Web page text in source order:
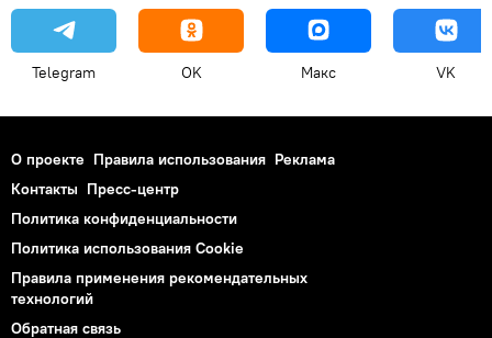
Telegram OK Макс VK
О проекте Правила использования Реклама
Контакты Пресс-центр
Политика конфиденциальности
Политика использования Cookie
Правила применения рекомендательных
технологий
Обратная связь